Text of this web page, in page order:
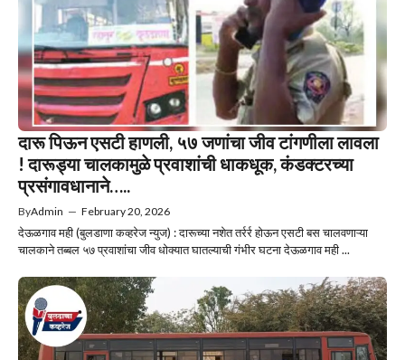
दारू पिऊन एसटी हाणली, ५७ जणांचा जीव टांगणीला लावला
! दारूड्या चालकामुळे प्रवाशांची धाकधूक, कंडक्टरच्या
प्रसंगावधानाने…..
ByAdmin — February 20, 2026
देऊळगाव मही (बुलडाणा कव्हरेज न्युज) : दारूच्या नशेत तर्रर्र होऊन एसटी बस चालवणाऱ्या
चालकाने तब्बल ५७ प्रवाशांचा जीव धोक्यात घातल्याची गंभीर घटना देऊळगाव मही ...